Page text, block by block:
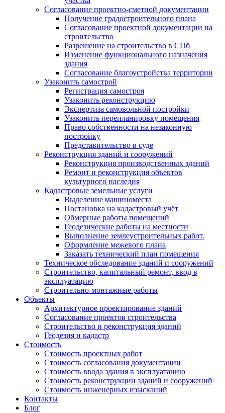
Согласование проектно-сметной документации
Получение градостроительного плана
Согласование проектной документации на
строительство
Разрешение на строительство в СПб
Изменение функционального назначения
здания
Согласование благоустройства территории
Узаконить самострой
Регистрация самостроя
Узаконить реконструкцию
Экспертиза самовольной постройки
Узаконить перепланировку помещения
Право собственности на незаконную
постройку
Представительство в суде
Реконструкция зданий и сооружений
Реконструкция производственных зданий
Ремонт и реконструкция объектов
культурного наследия
Кадастровые земельные услуги
Выделение машиноместа
Постановка на кадастровый учёт
Обмерные работы помещений
Геодезические работы на местности
Выполнение землеустроительных работ.
Оформление межевого плана
Заказать технический план помещения
Техническое обследование зданий и сооружений
Строительство, капитальный ремонт, ввод в
эксплуатацию
Строительно-монтажные работы
Объекты
Архитектурное проектирование зданий
Согласование проектов строительства
Строительство и реконструкция зданий
Геодезия и кадастр
Стоимость
Стоимость проектных работ
Стоимость согласования документации
Стоимость ввода здания в эксплуатацию
Стоимость реконструкции зданий и сооружений
Стоимость инженерных изысканий
Контакты
Блог